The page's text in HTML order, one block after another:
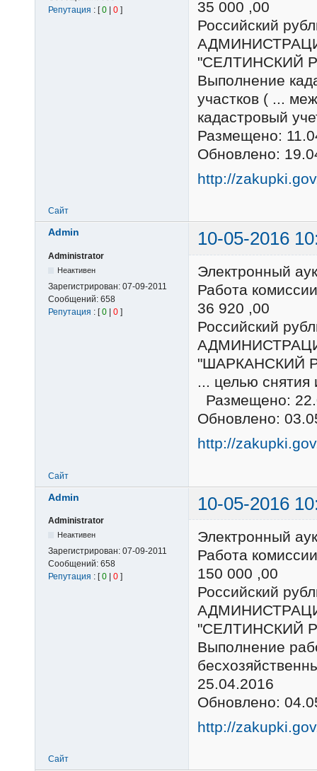
Репутация : [0 0 ]
35 000 ,00
Российский
"СЕЛТИНСКИЙ
Выполнение
участков ( ...
кадастровый
Размещено:
Обновлено:
http://
Сайт
Admin 10-05-2016
Administrator
Неактивен
Зарегистрирован: 07-09-2011
Сообщений: 658
Репутация : [0 | 0 ]
Электронный
Работа
36 920 ,00
Российский
"ШАРКАНСКИЙ
... целью снятия
Размещено:
Обновлено:
http://
Сайт
Admin 10-05-2016
Administrator
Неактивен
Зарегистрирован: 07-09-2011
Сообщений: 658
Репутация : [0 0 ]
Электронный
Работа
150 000 ,00
Российский
"СЕЛТИНСКИЙ
Выполнение
25.04.2016
Обновлено:
http://
Сайт